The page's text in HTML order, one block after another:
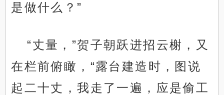
是做什么？”
“丈量，”贺子朝跃进招云榭，又
在栏前俯瞰，“露台建造时，图说
起二十丈，我走了一遍，应是偷工